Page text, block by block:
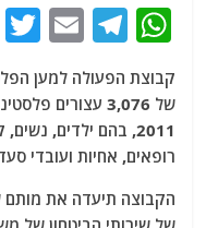
W
at
s
A
p
T
el
e
g
ra
m
E
ai
l
w
קבוצת הפעולה למען
של 3,076
2011, בהם ילדים,
רופאים, אחיות ועובדי